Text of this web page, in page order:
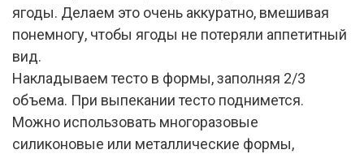
ягоды. Делаем это очень аккуратно, вмешивая
понемногу, чтобы ягоды не потеряли аппетитный
вид.
Накладываем тесто в формы, заполняя 2/3
объема. При выпекании тесто поднимется.
Можно использовать многоразовые
силиконовые или металлические формы,